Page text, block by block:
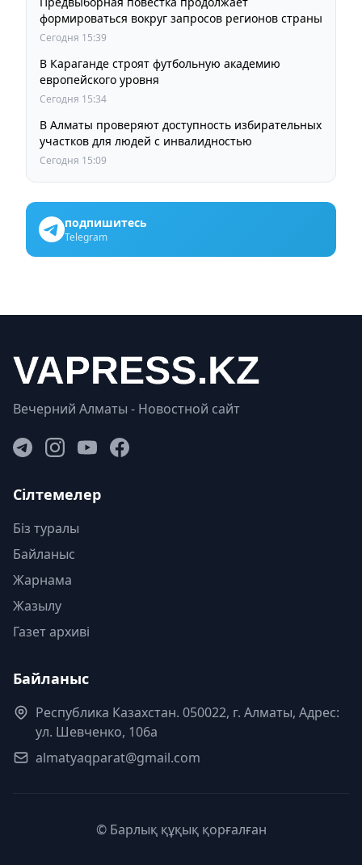
формироваться вокруг запросов регионов страны
Сегодня 15:39
В Караганде строят футбольную академию
европейского уровня
Сегодня 15:34
В Алматы проверяют доступность избирательных
участков для людей с инвалидностью
Сегодня 15:09
подпишитесь
Telegram
Вечерний Алматы - Новостной сайт
Сілтемелер
Біз туралы
Байланыс
Жарнама
Жазылу
Газет архиві
Байланыс
Республика Казахстан. 050022, г. Алматы, Адрес:
ул. Шевченко, 106а
almatyaqparat@gmail.com
© Барлық құқық қорғалған